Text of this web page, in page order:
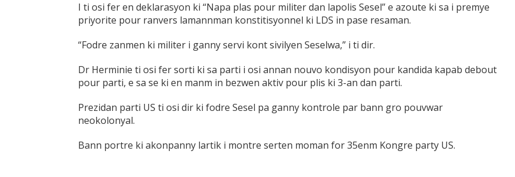
I ti osi fer en deklarasyon ki “Napa plas pour militer dan lapolis Sesel” e azoute ki sa i premye
priyorite pour ranvers lamannman konstitisyonnel ki LDS in pase resaman.
“Fodre zanmen ki militer i ganny servi kont sivilyen Seselwa,” i ti dir.
Dr Herminie ti osi fer sorti ki sa parti i osi annan nouvo kondisyon pour kandida kapab debout
pour parti, e sa se ki en manm in bezwen aktiv pour plis ki 3-an dan parti.
Prezidan parti US ti osi dir ki fodre Sesel pa ganny kontrole par bann gro pouvwar
neokolonyal.
Bann portre ki akonpanny lartik i montre serten moman for 35enm Kongre party US.